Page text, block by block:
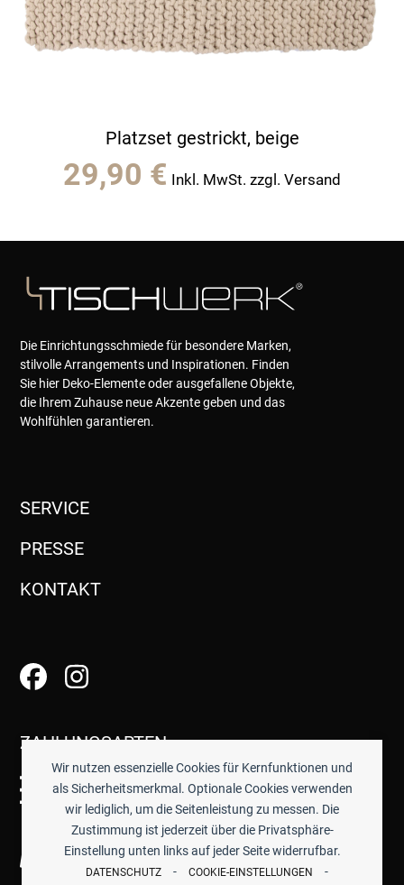
Wir nutzen essenzielle Cookies für Kernfunktionen und
als Sicherheitsmerkmal. Optionale Cookies verwenden
wir lediglich, um die Seitenleistung zu messen. Die
Zustimmung ist jederzeit über die Privatsphäre-
Einstellung unten links auf jeder Seite widerrufbar.
DATENSCHUTZ - COOKIE-EINSTELLUNGEN -
Platzset gestrickt, beige
29,90 € Inkl. MwSt. zzgl. Versand
Die Einrichtungsschmiede für besondere Marken,
stilvolle Arrangements und Inspirationen. Finden
Sie hier Deko-Elemente oder ausgefallene Objekte,
die Ihrem Zuhause neue Akzente geben und das
Wohlfühlen garantieren.
SERVICE
PRESSE
KONTAKT
ZAHLUNGSARTEN